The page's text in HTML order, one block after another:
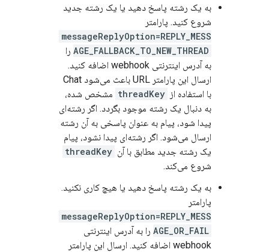
به یک رشته پاسخ دهید یا یک رشته جدید
شروع کنید. پارامتر
messageReplyOption=REPLY_MESS
AGE_FALLBACK_TO_NEW_THREAD را
به آدرس اینترنتی webhook اضافه کنید.
ارسال این پارامتر URL باعث می‌شود Chat
با استفاده از threadKey مشخص شده،
به دنبال یک رشته موجود بگردد. اگر رشته‌ای
پیدا شود، پیام به عنوان پاسخی به آن رشته
ارسال می‌شود. اگر رشته‌ای پیدا نشود، پیام
یک رشته جدید مطابق با آن threadKey
شروع می‌کند.
به یک رشته پاسخ دهید یا هیچ کاری نکنید.
پارامتر
messageReplyOption=REPLY_MESS
AGE_OR_FAIL را به آدرس اینترنتی
webhook اضافه کنید. ارسال این پارامتر